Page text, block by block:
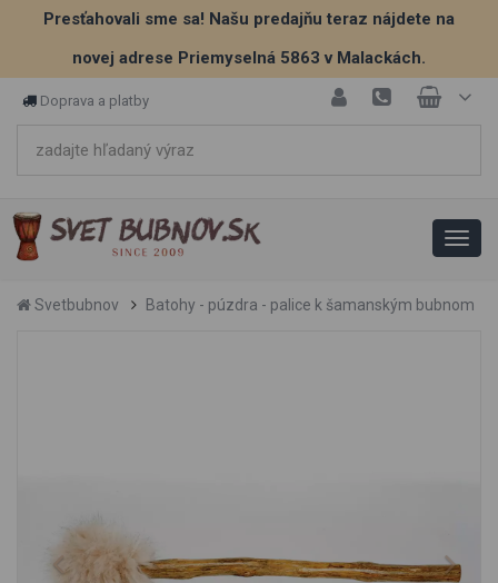
Presťahovali sme sa! Našu predajňu teraz nájdete na
novej adrese Priemyselná 5863 v Malackách.
Doprava a platby
Svetbubnov Batohy - púzdra - palice k šamanským bubnom